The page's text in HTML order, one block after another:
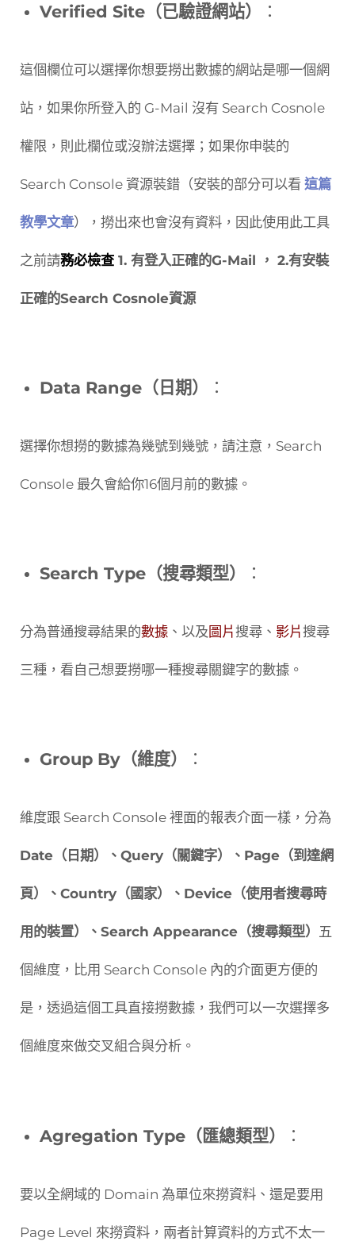
Verified Site（已驗證網站） ：
這個欄位可以選擇你想要撈出數據的網站是哪一個網
站，如果你所登入的 G-Mail 沒有 Search Cosnole
權限，則此欄位或沒辦法選擇；如果你申裝的
Search Console 資源裝錯（安裝的部分可以看這篇
教學文章），撈出來也會沒有資料，因此使用此工具
之前請務必檢查 1. 有登入正確的G-Mail ， 2.有安裝
正確的Search Cosnole資源
Data Range（日期） ：
選擇你想撈的數據為幾號到幾號，請注意，Search
Console 最久會給你16個月前的數據。
Search Type（搜尋類型） ：
分為普通搜尋結果的數據 、以及圖片搜尋、 影片搜尋
三種，看自己想要撈哪一種搜尋關鍵字的數據。
Group By（維度） ：
維度跟 Search Console 裡面的報表介面一樣，分為
Date（日期）、Query（關鍵字）、Page（到達網
頁）、Country（國家）、Device（使用者搜尋時
用的裝置）、Search Appearance（搜尋類型） 五
個維度，比用 Search Console 內的介面更方便的
是，透過這個工具直接撈數據，我們可以一次選擇多
個維度來做交叉組合與分析。
Agregation Type（匯總類型） ：
要以全網域的 Domain 為單位來撈資料、還是要用
Page Level 來撈資料，兩者計算資料的方式不太一